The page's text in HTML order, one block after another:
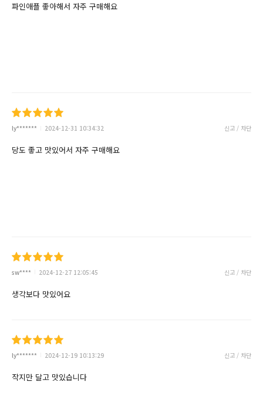
파인애플 좋아해서 자주 구매해요
ly******* 2024-12-31 10:34:32 신고 / 차단
당도 좋고 맛있어서 자주 구매해요
sw**** 2024-12-27 12:05:45 신고 / 차단
생각보다 맛있어요
ly******* 2024-12-19 10:13:29 신고 / 차단
작지만 달고 맛있습니다